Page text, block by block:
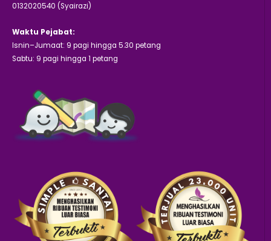
0132020540 (Syairazi)
Waktu Pejabat:
Isnin–Jumaat: 9 pagi hingga 5.30 petang
Sabtu: 9 pagi hingga 1 petang